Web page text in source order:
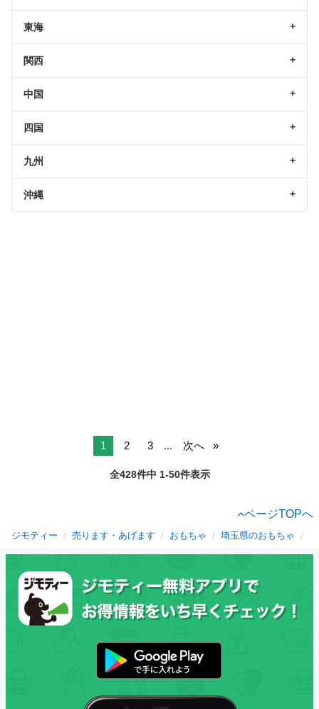
東海
関西
中国
四国
九州
沖縄
1 2 3 ... 次へ
全428件中 1-50件表示
ページTOPへ
ジモティー 売ります・あげます おもちゃ 埼玉県のおもちゃ